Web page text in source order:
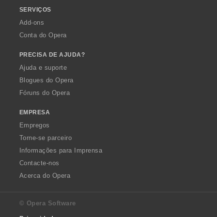
SERVIÇOS
Add-ons
Conta do Opera
PRECISA DE AJUDA?
Ajuda e suporte
Blogues do Opera
Fóruns do Opera
EMPRESA
Empregos
Torne-se parceiro
Informações para Imprensa
Contacte-nos
Acerca do Opera
© Opera Software